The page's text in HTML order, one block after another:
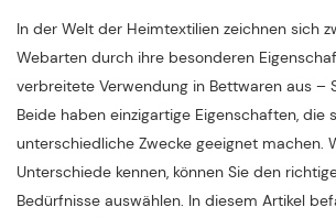
In der Welt der Heimtextilien zeichnen sich
Webarten durch ihre besonderen
verbreitete Verwendung in Bettwaren aus –
Beide haben einzigartige Eigenschaften, die
unterschiedliche Zwecke geeignet machen.
Unterschiede kennen, können Sie den
Bedürfnisse auswählen. In diesem Artikel